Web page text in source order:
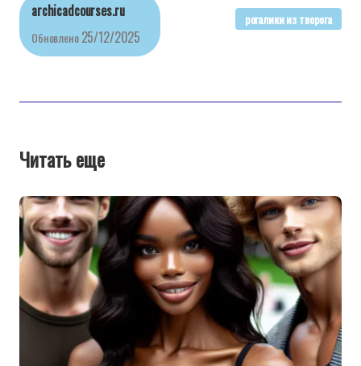
archicadcourses.ru
Обновлено 25/12/2025
рогалики из творога
Читать еще